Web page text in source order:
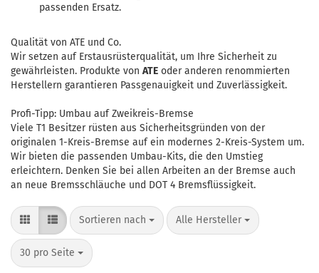
passenden Ersatz.
Qualität von ATE und Co.
Wir setzen auf Erstausrüsterqualität, um Ihre Sicherheit zu
gewährleisten. Produkte von ATE oder anderen renommierten
Herstellern garantieren Passgenauigkeit und Zuverlässigkeit.
Profi-Tipp: Umbau auf Zweikreis-Bremse
Viele T1 Besitzer rüsten aus Sicherheitsgründen von der
originalen 1-Kreis-Bremse auf ein modernes 2-Kreis-System um.
Wir bieten die passenden Umbau-Kits, die den Umstieg
erleichtern. Denken Sie bei allen Arbeiten an der Bremse auch
an neue Bremsschläuche und DOT 4 Bremsflüssigkeit.
Sortieren nach
Sortieren nach Alle Hersteller
pro Seite
30 pro Seite
pro Seite